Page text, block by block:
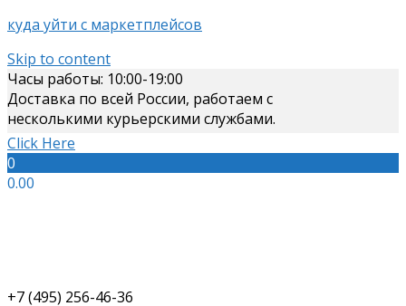
куда уйти с маркетплейсов
Skip to content
Часы работы: 10:00-19:00
Доставка по всей России, работаем с
несколькими курьерскими службами.
Click Here
0
0.00
+7 (495) 256-46-36